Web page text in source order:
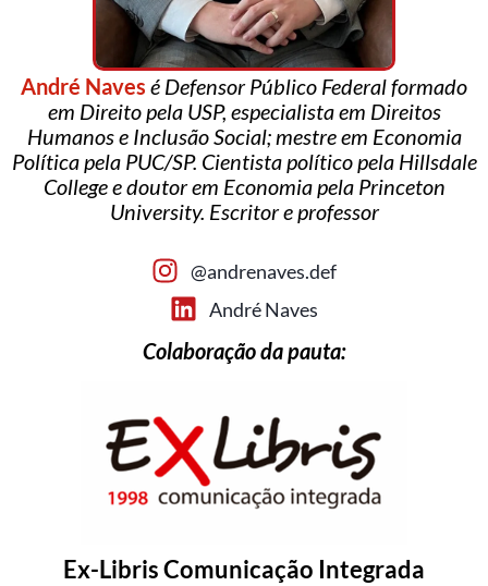
André Naves é Defensor Público Federal formado
em Direito pela USP, especialista em Direitos
Humanos e Inclusão Social; mestre em Economia
Política pela PUC/SP. Cientista político pela Hillsdale
College e doutor em Economia pela Princeton
University. Escritor e professor
@andrenaves.def
André Naves
Colaboração da pauta:
Ex-Libris Comunicação Integrada